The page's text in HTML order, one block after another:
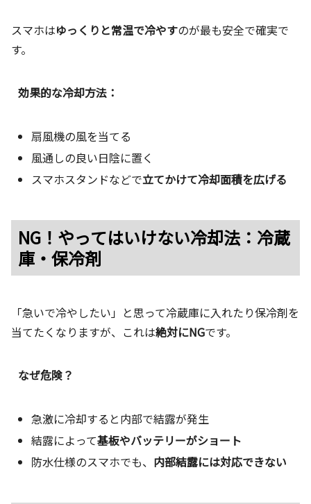
スマホはゆっくりと常温で冷やすのが最も安全で確実で
す。
効果的な冷却方法：
扇風機の風を当てる
風通しの良い日陰に置く
スマホスタンドなどで立てかけて冷却面積を広げる
NG！やってはいけない冷却法：冷蔵
庫・保冷剤
「急いで冷やしたい」と思って冷蔵庫に入れたり保冷剤を
当てたくなりますが、これは絶対にNGです。
なぜ危険？
急激に冷却すると内部で結露が発生
結露によって基板やバッテリーがショート
防水仕様のスマホでも、 内部結露には対応できない